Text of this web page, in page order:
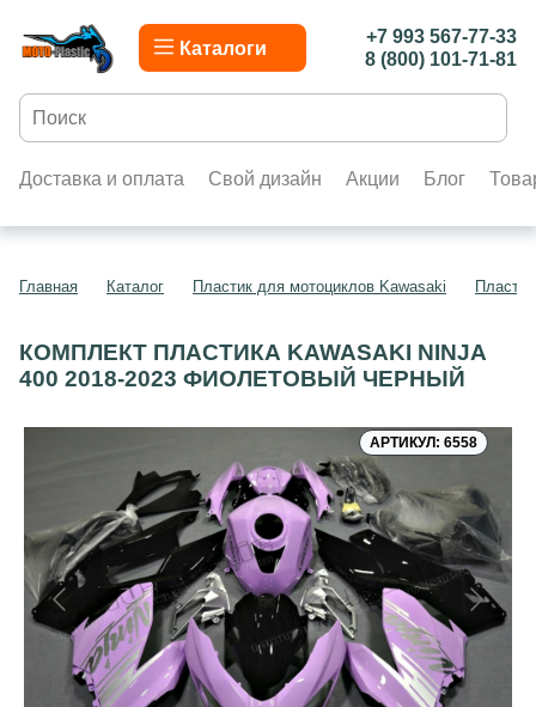
Каталоги
+7 993 567-77-33
8 (800) 101-71-81
Доставка и оплата Свой дизайн Акции Блог
Главная Каталог Пластик для мотоциклов Kawasaki
КОМПЛЕКТ ПЛАСТИКА KAWASAKI NINJA
400 2018-2023 ФИОЛЕТОВЫЙ ЧЕРНЫЙ
АРТИКУЛ: 6558